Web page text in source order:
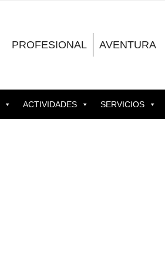
PROFESIONAL AVENTURA
ACTIVIDADES SERVICIOS